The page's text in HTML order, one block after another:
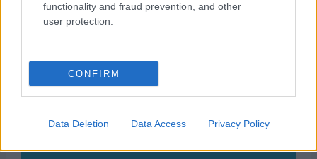
functionality and fraud prevention, and other
user protection.
CONFIRM
Data Deletion Data Access Privacy Policy